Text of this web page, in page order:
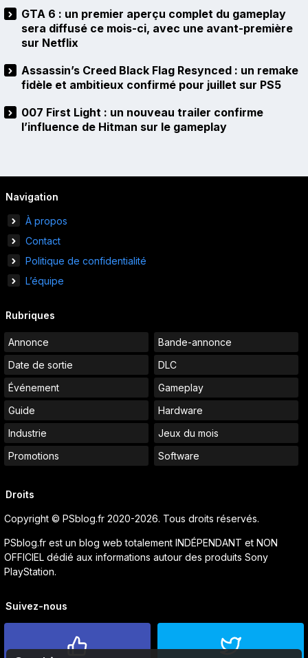
GTA 6 : un premier aperçu complet du gameplay
sera diffusé ce mois-ci, avec une avant-première
sur Netflix
Assassin’s Creed Black Flag Resynced : un remake
fidèle et ambitieux confirmé pour juillet sur PS5
007 First Light : un nouveau trailer confirme
l’influence de Hitman sur le gameplay
Navigation
À propos
Contact
Politique de confidentialité
L’équipe
Rubriques
Annonce
Bande-annonce
Date de sortie
DLC
Événement
Gameplay
Guide
Hardware
Industrie
Jeux du mois
Promotions
Software
Droits
Copyright © PSblog.fr 2020-2026. Tous droits réservés.
PSblog.fr est un blog web totalement INDÉPENDANT et NON
OFFICIEL dédié aux informations autour des produits Sony
PlayStation.
Suivez-nous